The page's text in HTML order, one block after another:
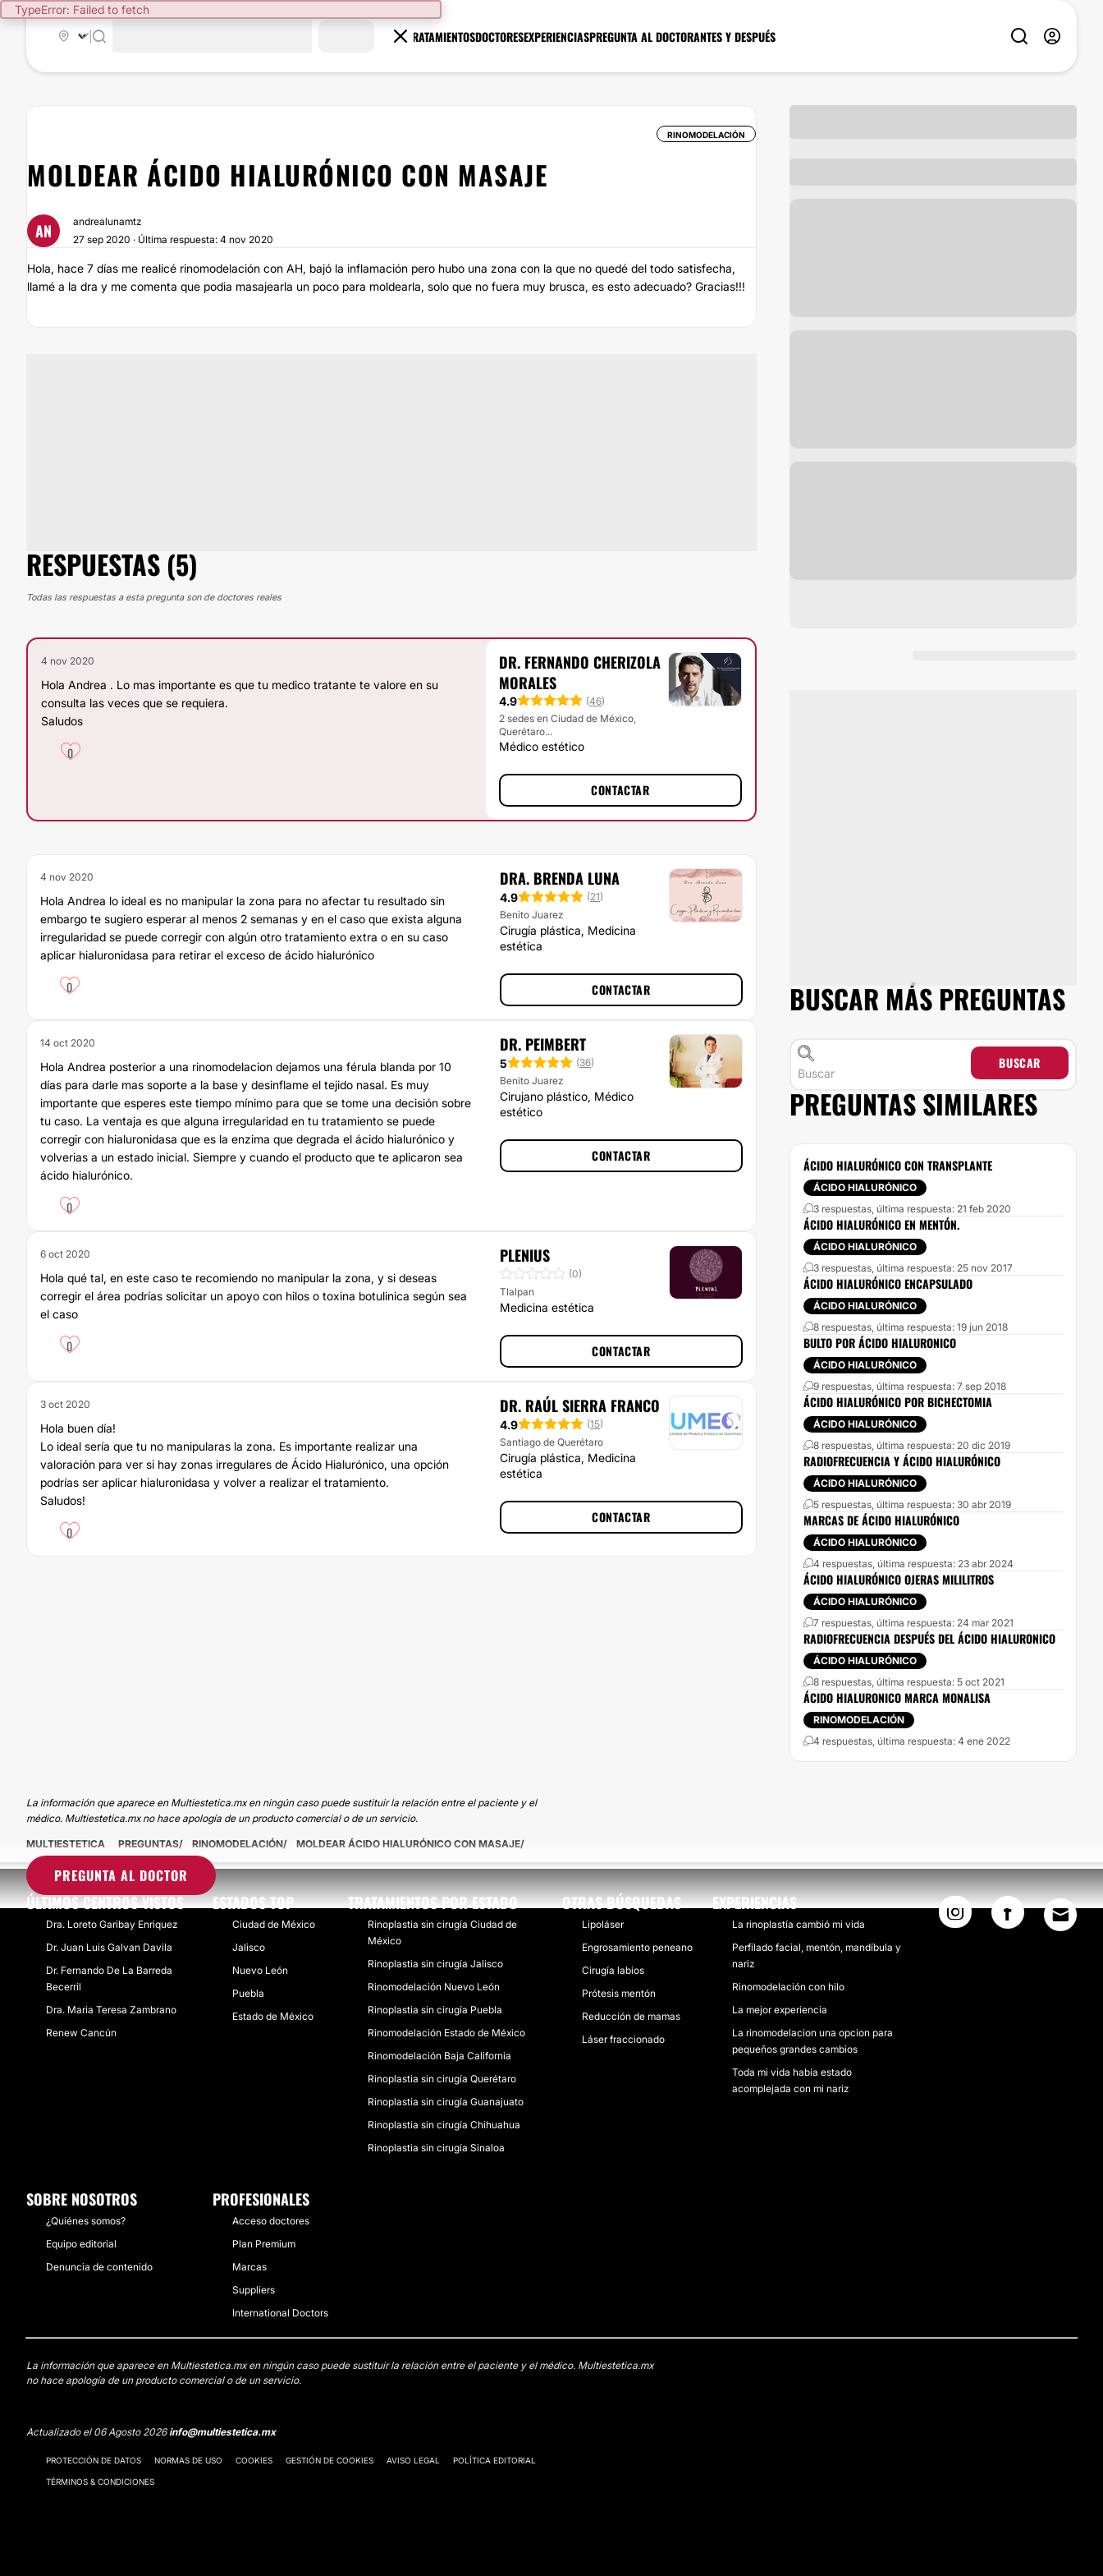
TypeError: Failed to fetch
TRATAMIENTOSDOCTORESEXPERIENCIASPREGUNTA AL DOCTORANTES Y DESPUÉS
RINOMODELACIÓN
MOLDEAR ÁCIDO HIALURÓNICO CON MASAJE
AN
andrealunamtz
27 sep 2020 · Última respuesta: 4 nov 2020
Hola, hace 7 días me realicé rinomodelación con AH, bajó la inflamación pero hubo una zona con la que no quedé del todo satisfecha,
llamé a la dra y me comenta que podia masajearla un poco para moldearla, solo que no fuera muy brusca, es esto adecuado? Gracias!!!
RESPUESTAS (5)
Todas las respuestas a esta pregunta son de doctores reales
4 nov 2020
Hola Andrea . Lo mas importante es que tu medico tratante te valore en su
consulta las veces que se requiera.
Saludos
0
DR. FERNANDO CHERIZOLA
MORALES
4.9 (46)
2 sedes en Ciudad de México,
Querétaro...
Médico estético
CONTACTAR
4 nov 2020
Hola Andrea lo ideal es no manipular la zona para no afectar tu resultado sin
embargo te sugiero esperar al menos 2 semanas y en el caso que exista alguna
irregularidad se puede corregir con algún otro tratamiento extra o en su caso
aplicar hialuronidasa para retirar el exceso de ácido hialurónico
0
DRA. BRENDA LUNA
4.9 (21)
Benito Juarez
Cirugía plástica, Medicina
estética
CONTACTAR
14 oct 2020
Hola Andrea posterior a una rinomodelacion dejamos una férula blanda por 10
días para darle mas soporte a la base y desinflame el tejido nasal. Es muy
importante que esperes este tiempo mínimo para que se tome una decisión sobre
tu caso. La ventaja es que alguna irregularidad en tu tratamiento se puede
corregir con hialuronidasa que es la enzima que degrada el ácido hialurónico y
volverias a un estado inicial. Siempre y cuando el producto que te aplicaron sea
ácido hialurónico.
0
DR. PEIMBERT
5 (36)
Benito Juarez
Cirujano plástico, Médico
estético
CONTACTAR
6 oct 2020
Hola qué tal, en este caso te recomiendo no manipular la zona, y si deseas
corregir el área podrías solicitar un apoyo con hilos o toxina botulinica según sea
el caso
0
PLENIUS
(0)
Tlalpan
Medicina estética
CONTACTAR
3 oct 2020
Hola buen día!
Lo ideal sería que tu no manipularas la zona. Es importante realizar una
valoración para ver si hay zonas irregulares de Ácido Hialurónico, una opción
podrías ser aplicar hialuronidasa y volver a realizar el tratamiento.
Saludos!
0
DR. RAÚL SIERRA FRANCO
4.9 (15)
Santiago de Querétaro
Cirugía plástica, Medicina
estética
CONTACTAR
BUSCAR MÁS PREGUNTAS
BUSCAR
PREGUNTAS SIMILARES
ÁCIDO HIALURÓNICO CON TRANSPLANTE
ÁCIDO HIALURÓNICO
3 respuestas, última respuesta: 21 feb 2020
ÁCIDO HIALURÓNICO EN MENTÓN.
ÁCIDO HIALURÓNICO
3 respuestas, última respuesta: 25 nov 2017
ÁCIDO HIALURÓNICO ENCAPSULADO
ÁCIDO HIALURÓNICO
8 respuestas, última respuesta: 19 jun 2018
BULTO POR ÁCIDO HIALURONICO
ÁCIDO HIALURÓNICO
9 respuestas, última respuesta: 7 sep 2018
ÁCIDO HIALURÓNICO POR BICHECTOMIA
ÁCIDO HIALURÓNICO
8 respuestas, última respuesta: 20 dic 2019
RADIOFRECUENCIA Y ÁCIDO HIALURÓNICO
ÁCIDO HIALURÓNICO
5 respuestas, última respuesta: 30 abr 2019
MARCAS DE ÁCIDO HIALURÓNICO
ÁCIDO HIALURÓNICO
4 respuestas, última respuesta: 23 abr 2024
ÁCIDO HIALURÓNICO OJERAS MILILITROS
ÁCIDO HIALURÓNICO
7 respuestas, última respuesta: 24 mar 2021
RADIOFRECUENCIA DESPUÉS DEL ÁCIDO HIALURONICO
ÁCIDO HIALURÓNICO
8 respuestas, última respuesta: 5 oct 2021
ÁCIDO HIALURONICO MARCA MONALISA
RINOMODELACIÓN
4 respuestas, última respuesta: 4 ene 2022
La información que aparece en Multiestetica.mx en ningún caso puede sustituir la relación entre el paciente y el
médico. Multiestetica.mx no hace apología de un producto comercial o de un servicio.
PREGUNTA AL DOCTOR
MULTIESTETICA PREGUNTAS RINOMODELACIÓN MOLDEAR ÁCIDO HIALURÓNICO CON MASAJE
ÚLTIMOS CENTROS VISTOS
Dra. Loreto Garibay Enriquez
Dr. Juan Luis Galvan Davila
Dr. Fernando De La Barreda
Becerril
Dra. Maria Teresa Zambrano
Renew Cancún
ESTADOS TOP
Ciudad de México
Jalisco
Nuevo León
Puebla
Estado de México
TRATAMIENTOS POR ESTADO
Rinoplastia sin cirugía Ciudad de
México
Rinoplastia sin cirugía Jalisco
Rinomodelación Nuevo León
Rinoplastia sin cirugía Puebla
Rinomodelación Estado de México
Rinomodelación Baja California
Rinoplastia sin cirugía Querétaro
Rinoplastia sin cirugía Guanajuato
Rinoplastia sin cirugía Chihuahua
Rinoplastia sin cirugía Sinaloa
OTRAS BÚSQUEDAS
Lipoláser
Engrosamiento peneano
Cirugía labios
Prótesis mentón
Reducción de mamas
Láser fraccionado
EXPERIENCIAS
La rinoplastía cambió mi vida
Perfilado facial, mentón, mandíbula y
nariz
Rinomodelación con hilo
La mejor experiencia
La rinomodelacion una opcion para
pequeños grandes cambios
Toda mi vida había estado
acomplejada con mi nariz
SOBRE NOSOTROS
¿Quiénes somos?
Equipo editorial
Denuncia de contenido
PROFESIONALES
Acceso doctores
Plan Premium
Marcas
Suppliers
International Doctors
La información que aparece en Multiestetica.mx en ningún caso puede sustituir la relación entre el paciente y el médico. Multiestetica.mx
no hace apología de un producto comercial o de un servicio.
Actualizado el 06 Agosto 2026info@multiestetica.mx
PROTECCIÓN DE DATOS NORMAS DE USO COOKIES GESTIÓN DE COOKIES AVISO LEGAL POLÍTICA EDITORIAL
TÉRMINOS & CONDICIONES